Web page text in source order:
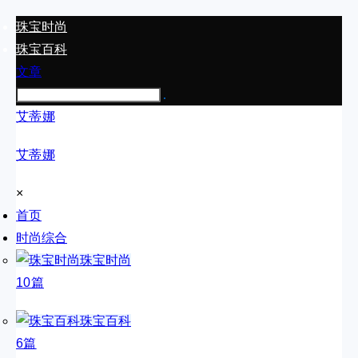
珠宝时尚
珠宝百科
文章
艾蒂娜
艾蒂娜
×
首页
时尚综合
珠宝时尚
10篇
珠宝百科
6篇